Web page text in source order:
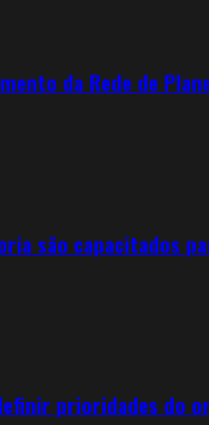
da Rede de
são capacitados
prioridades do